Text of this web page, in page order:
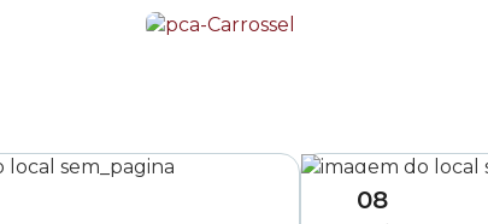
08